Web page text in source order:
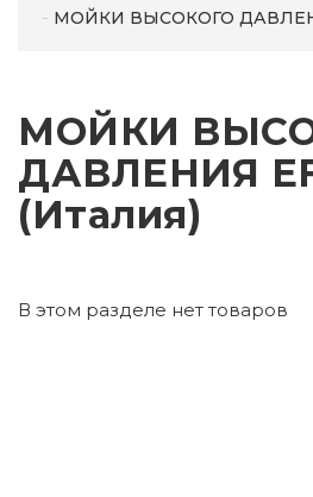
МОЙКИ ВЫСОКОГО
МОЙКИ
ДАВЛЕНИЯ
(Италия)
В этом разделе нет товаров